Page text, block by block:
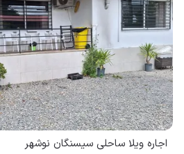
اجاره ویلا ساحلی سیسنگان نوشهر